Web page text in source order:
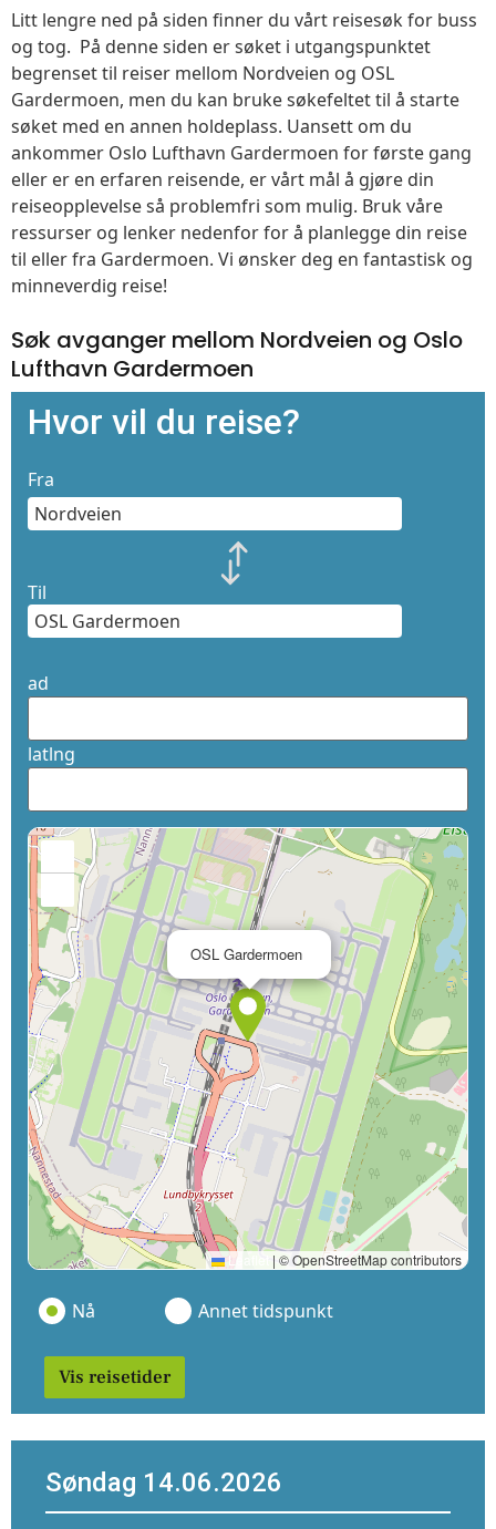
Litt lengre ned på siden finner du vårt reisesøk for buss
og tog. På denne siden er søket i utgangspunktet
begrenset til reiser mellom Nordveien og OSL
Gardermoen, men du kan bruke søkefeltet til å starte
søket med en annen holdeplass. Uansett om du
ankommer Oslo Lufthavn Gardermoen for første gang
eller er en erfaren reisende, er vårt mål å gjøre din
reiseopplevelse så problemfri som mulig. Bruk våre
ressurser og lenker nedenfor for å planlegge din reise
til eller fra Gardermoen. Vi ønsker deg en fantastisk og
minneverdig reise!
Søk avganger mellom Nordveien og Oslo
Lufthavn Gardermoen
Hvor vil du reise?
Fra
Til
ad
latlng
OSL Gardermoen
Leaflet | © OpenStreetMap contributors
Nå Annet tidspunkt
Vis reisetider
Søndag 14.06.2026